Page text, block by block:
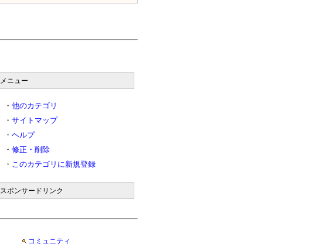
メニュー
・ 他のカテゴリ
・ サイトマップ
・ ヘルプ
・ 修正・削除
・ このカテゴリに新規登録
スポンサードリンク
コミュニティ